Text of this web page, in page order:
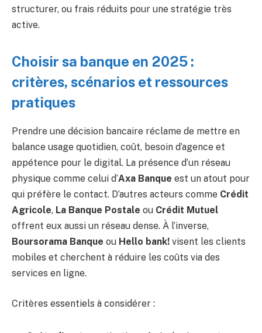
structurer, ou frais réduits pour une stratégie très
active.
Choisir sa banque en 2025 :
critères, scénarios et ressources
pratiques
Prendre une décision bancaire réclame de mettre en
balance usage quotidien, coût, besoin d’agence et
appétence pour le digital. La présence d’un réseau
physique comme celui d’Axa Banque est un atout pour
qui préfère le contact. D’autres acteurs comme Crédit
Agricole, La Banque Postale ou Crédit Mutuel
offrent eux aussi un réseau dense. À l’inverse,
Boursorama Banque ou Hello bank! visent les clients
mobiles et cherchent à réduire les coûts via des
services en ligne.
Critères essentiels à considérer :